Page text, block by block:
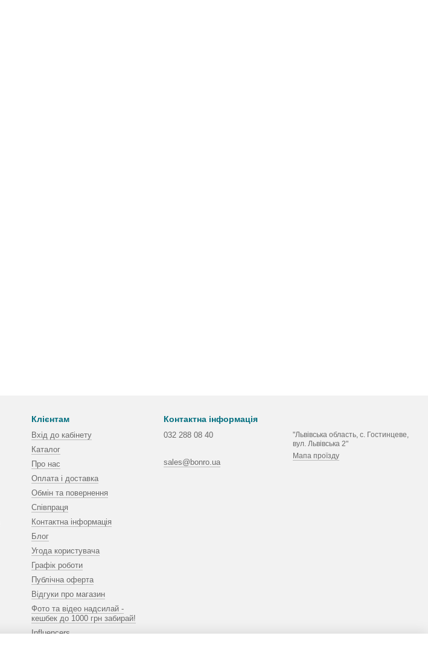
Клієнтам
Вхід до кабінету
Каталог
Про нас
Оплата і доставка
Обмін та повернення
Співпраця
Контактна інформація
Блог
Угода користувача
Графік роботи
Публічна оферта
Відгуки про магазин
Фото та відео надсилай -
кешбек до 1000 грн забирай!
Influencers
Контактна інформація
032 288 08 40
sales@bonro.ua
"Львівська область, с. Гостинцеве,
вул. Львівська 2"
Мапа проїзду